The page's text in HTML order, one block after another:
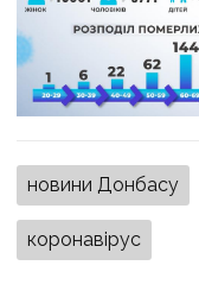
новини Донбасу
коронавірус